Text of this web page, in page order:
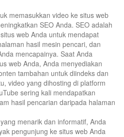
memasukkan video ke situs web
SEO Anda. SEO adalah
web Anda untuk mendapat
hasil mesin pencari, dan
mencapainya. Saat Anda
web Anda, Anda menyediakan
tambahan untuk diindeks dan
video yang dihosting di platform
sering kali mendapatkan
hasil pencarian daripada halaman
menarik dan informatif, Anda
pengunjung ke situs web Anda